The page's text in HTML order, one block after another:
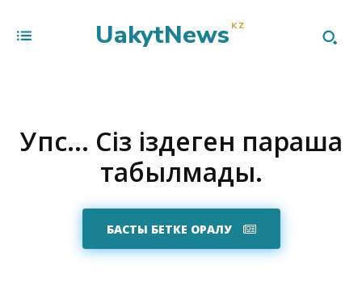
UakytNews KZ
Упс... Сіз іздеген парақша
табылмады.
БАСТЫ БЕТКЕ ОРАЛУ